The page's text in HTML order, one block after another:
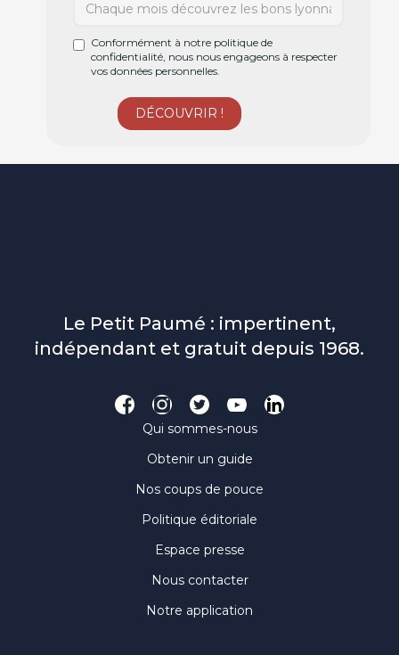
Conformément à notre politique de
confidentialité, nous nous engageons à respecter
vos données personnelles.
Le Petit Paumé : impertinent,
indépendant et gratuit depuis 1968.
Qui sommes-nous
Obtenir un guide
Nos coups de pouce
Politique éditoriale
Espace presse
Nous contacter
Notre application